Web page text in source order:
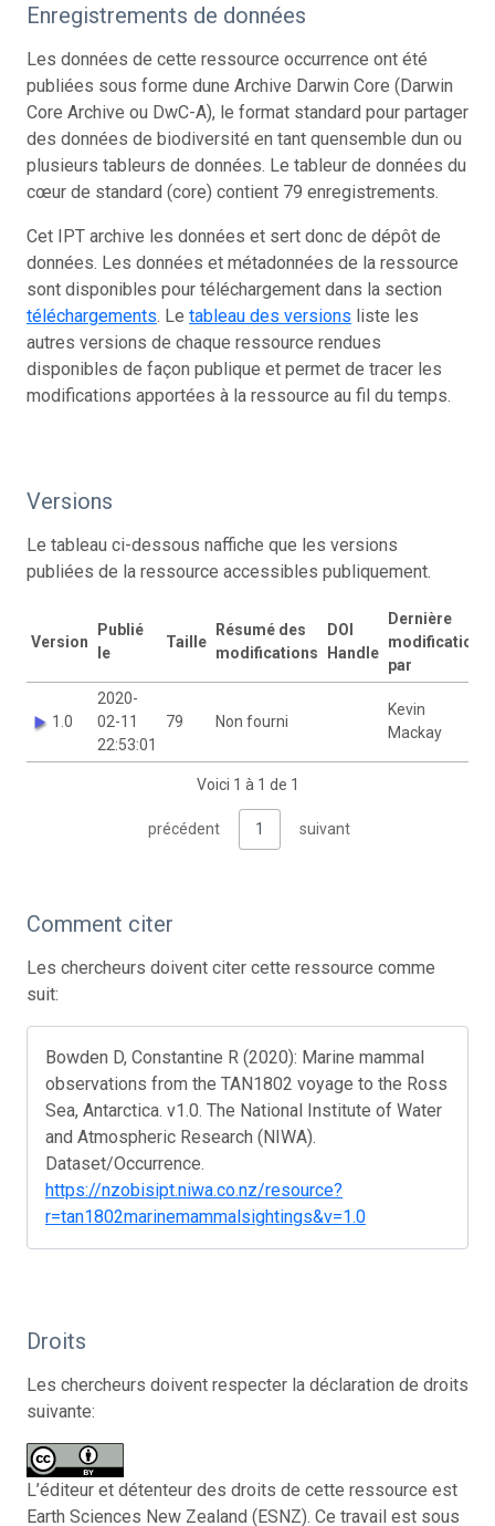
Enregistrements de données
Les données de cette ressource occurrence ont été
publiées sous forme dune Archive Darwin Core (Darwin
Core Archive ou DwC-A), le format standard pour partager
des données de biodiversité en tant quensemble dun ou
plusieurs tableurs de données. Le tableur de données du
cœur de standard (core) contient 79 enregistrements.
Cet IPT archive les données et sert donc de dépôt de
données. Les données et métadonnées de la ressource
sont disponibles pour téléchargement dans la section
téléchargements. Le tableau des versions liste les
autres versions de chaque ressource rendues
disponibles de façon publique et permet de tracer les
modifications apportées à la ressource au fil du temps.
Versions
Le tableau ci-dessous naffiche que les versions
publiées de la ressource accessibles publiquement.
Version
Publié
le
Taille
Résumé des
modifications
DOI
Handle
Dernière
modification
par
1.0
2020-
02-11
22:53:01
79 Non fourni
Kevin
Mackay
Voici 1 à 1 de 1
précédent 1 suivant
Comment citer
Les chercheurs doivent citer cette ressource comme
suit:
Bowden D, Constantine R (2020): Marine mammal
observations from the TAN1802 voyage to the Ross
Sea, Antarctica. v1.0. The National Institute of Water
and Atmospheric Research (NIWA).
Dataset/Occurrence.
https://nzobisipt.niwa.co.nz/resource?
r=tan1802marinemammalsightings&v=1.0
Droits
Les chercheurs doivent respecter la déclaration de droits
suivante:
L’éditeur et détenteur des droits de cette ressource est
Earth Sciences New Zealand (ESNZ). Ce travail est sous